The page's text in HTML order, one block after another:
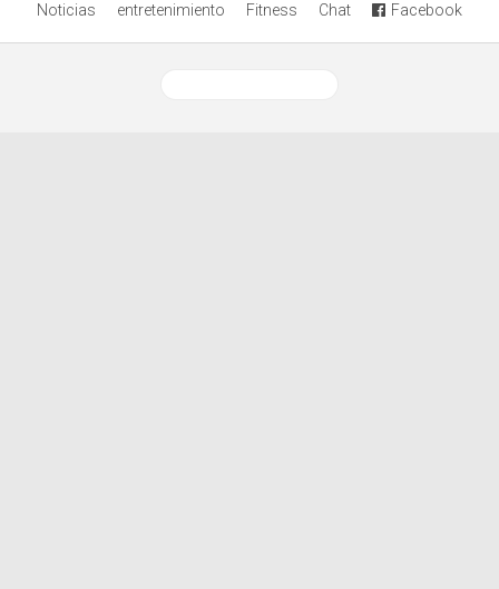
Noticias entretenimiento Fitness Chat Facebook